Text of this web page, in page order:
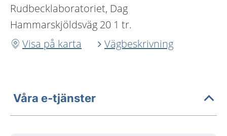
Rudbecklaboratoriet, Dag
Hammarskjöldsväg 20 1 tr.
Visa på karta
Vägbeskrivning
Våra e-tjänster